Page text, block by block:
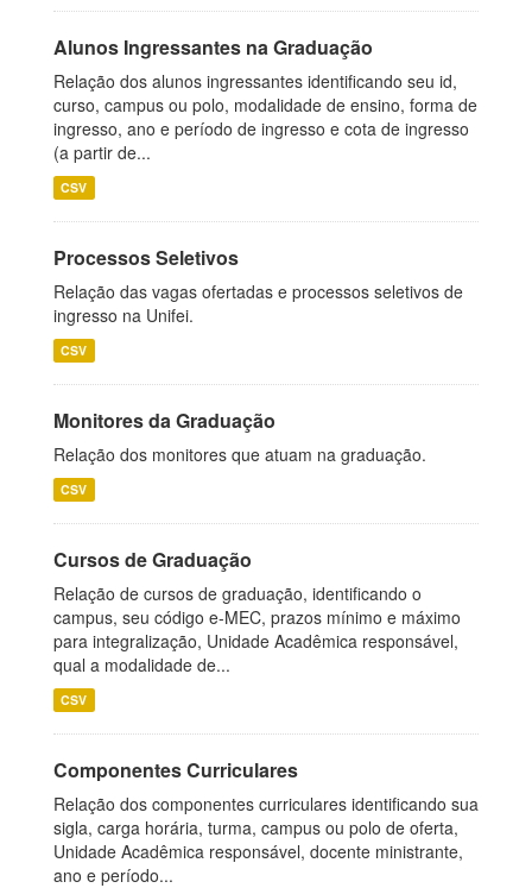
Alunos Ingressantes na Graduação
Relação dos alunos ingressantes identificando seu id,
curso, campus ou polo, modalidade de ensino, forma de
ingresso, ano e período de ingresso e cota de ingresso
(a partir de...
CSV
Processos Seletivos
Relação das vagas ofertadas e processos seletivos de
ingresso na Unifei.
CSV
Monitores da Graduação
Relação dos monitores que atuam na graduação.
CSV
Cursos de Graduação
Relação de cursos de graduação, identificando o
campus, seu código e-MEC, prazos mínimo e máximo
para integralização, Unidade Acadêmica responsável,
qual a modalidade de...
CSV
Componentes Curriculares
Relação dos componentes curriculares identificando sua
sigla, carga horária, turma, campus ou polo de oferta,
Unidade Acadêmica responsável, docente ministrante,
ano e período...